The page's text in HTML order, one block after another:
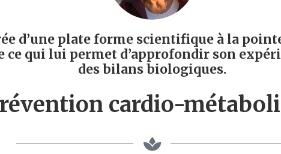
d’une plate forme scientifique à la
qui lui permet d’approfondir son
des bilans biologiques.
cardio-